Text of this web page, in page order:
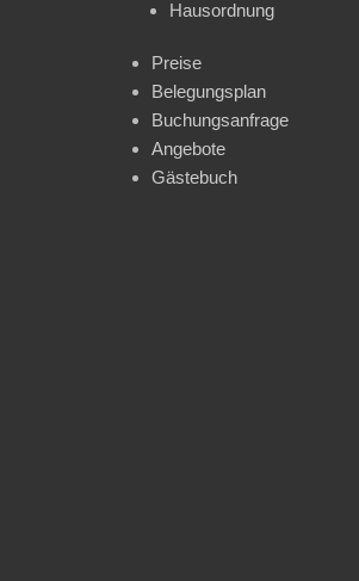
Hausordnung
Preise
Belegungsplan
Buchungsanfrage
Angebote
Gästebuch